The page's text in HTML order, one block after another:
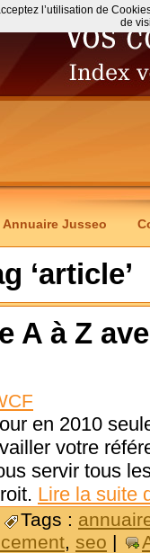
Annuaire Jusseo
‘article’
A à Z
en 2010
votre
servir tous
Lire la suite
Tags :
, seo |
l’utilisation de
de